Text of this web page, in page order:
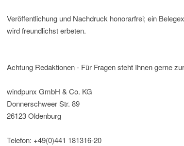
Veröffentlichung und Nachdruck honorarfrei; ein
wird freundlichst erbeten.
Achtung Redaktionen - Für Fragen steht Ihnen gerne
windpunx GmbH & Co. KG
Donnerschweer Str. 89
26123 Oldenburg
Telefon: +49(0)441 181316-20